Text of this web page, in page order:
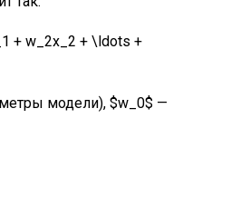
+ w_2x_2 + \ldots +
модели), $w_0$ —